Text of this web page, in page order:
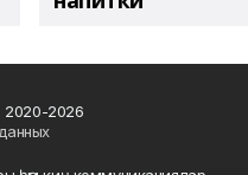
2020-2026